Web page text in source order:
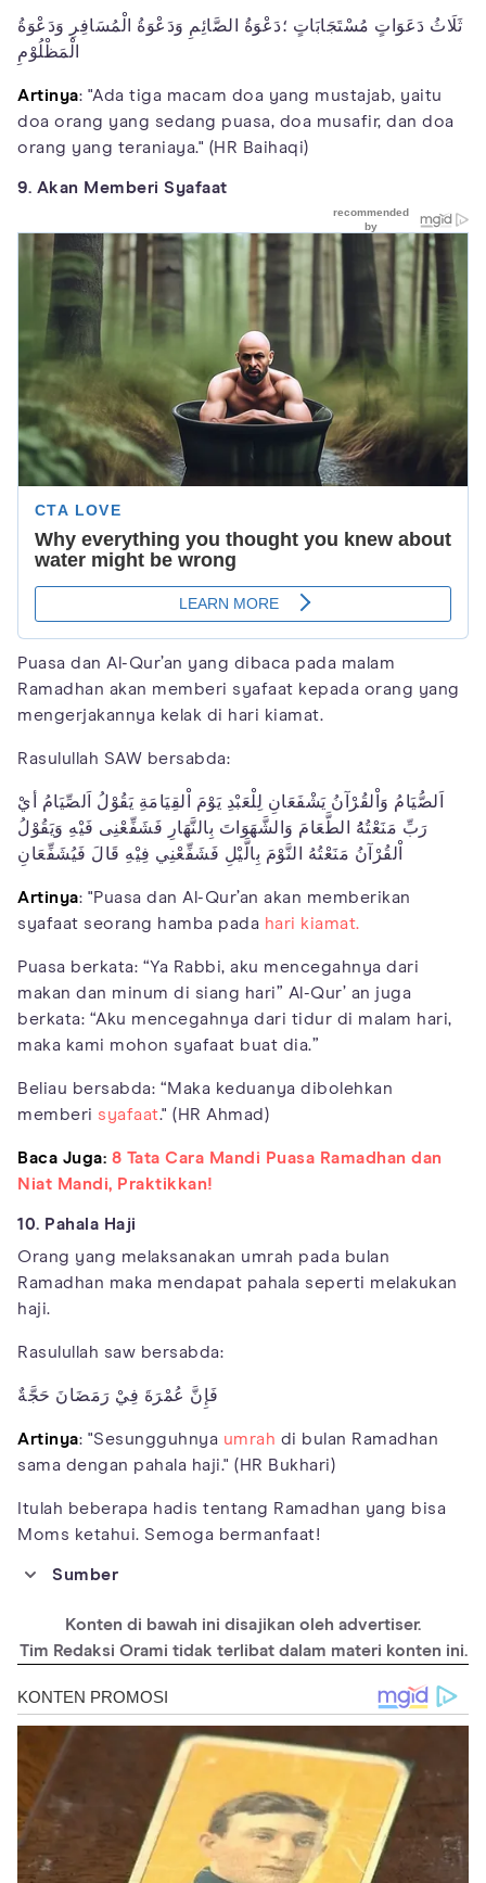
ثَلَاثُ دَعَوَاتٍ مُسْتَجَابَاتٍ ؛دَعْوَةُ الصَّائِمِ وَدَعْوَةُ الْمُسَافِرِ وَدَعْوَةُ
الْمَظْلُوْمِ
Artinya: "Ada tiga macam doa yang mustajab, yaitu
doa orang yang sedang puasa, doa musafir, dan doa
orang yang teraniaya." (HR Baihaqi)
9. Akan Memberi Syafaat
Puasa dan Al-Qur’an yang dibaca pada malam
Ramadhan akan memberi syafaat kepada orang yang
mengerjakannya kelak di hari kiamat.
Rasulullah SAW bersabda:
اَلصُّيَامُ وَاْلقُرْآنُ يَشْفَعَانِ لِلْعَبْدِ يَوْمَ اْلقِيَامَةِ يَقُوْلُ اَلصِّيَامُ أيْ
رَبِّ مَنَعْتُهُُ الطَّعَامَ وَالشَّهَوَاتَ بِالنَّهَارِ فَشَفِّعْنِى فَيْهِ وَيَقُوْلُ
اْلقُرْآنُ مَنَعْتُهُ النَّوْمَ بِالَّيْلِ فَشَفِّعْنِي فِيْهِ قَالَ فَيُشَفِّعَانِ
Artinya: "Puasa dan Al-Qur’an akan memberikan
syafaat seorang hamba pada hari kiamat.
Puasa berkata: “Ya Rabbi, aku mencegahnya dari
makan dan minum di siang hari” Al-Qur’ an juga
berkata: “Aku mencegahnya dari tidur di malam hari,
maka kami mohon syafaat buat dia.”
Beliau bersabda: “Maka keduanya dibolehkan
memberi syafaat." (HR Ahmad)
Baca Juga: 8 Tata Cara Mandi Puasa Ramadhan dan
Niat Mandi, Praktikkan!
10. Pahala Haji
Orang yang melaksanakan umrah pada bulan
Ramadhan maka mendapat pahala seperti melakukan
haji.
Rasulullah saw bersabda:
فَإِنَّ عُمْرَةَ فِيْ رَمَضَانَ حَجَّةٌ
Artinya: "Sesungguhnya umrah di bulan Ramadhan
sama dengan pahala haji." (HR Bukhari)
Itulah beberapa hadis tentang Ramadhan yang bisa
Moms ketahui. Semoga bermanfaat!
Sumber
keistimewaan-bulan-ramadhan-ygqZW
Konten di bawah ini disajikan oleh advertiser.
Tim Redaksi Orami tidak terlibat dalam materi konten ini.